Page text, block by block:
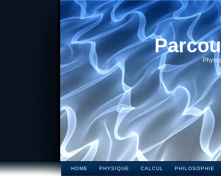
HOME PHYSIQUE CALCUL PHILOSOPHIE